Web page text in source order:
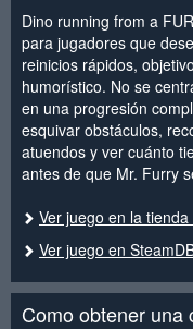
Dino running from a
para jugadores que
reinicios rápidos,
humorístico. No se
en una progresión
esquivar obstáculos,
atuendos y ver cuánto
antes de que Mr. Furry
Ver juego en la
Ver juego en
Como obtener una